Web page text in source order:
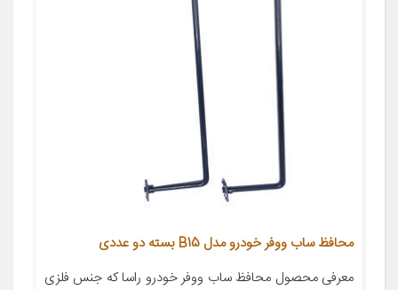
محافظ ساب ووفر خودرو مدل B15 بسته دو عددی
معرفی محصول محافظ ساب ووفر خودرو راسا که جنس فلزی